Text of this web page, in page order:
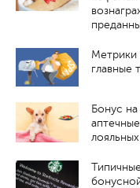
Метрики
главные
Бонус на